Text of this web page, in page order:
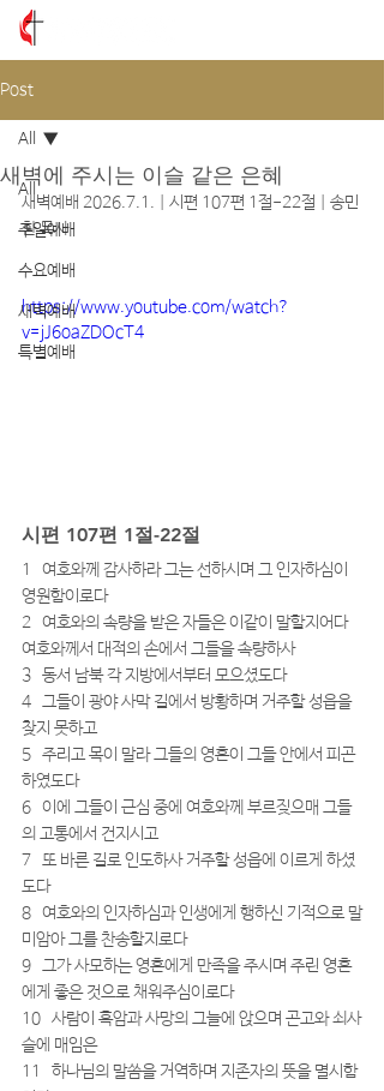
Post
All
주일예배
수요예배
새벽예배
특별예배
All
새벽에 주시는 이슬 같은 은혜
새벽예배 2026.7.1. | 시편 107편 1절-22절 | 송민
환 목사
https://www.youtube.com/watch?
v=jJ6oaZDOcT4
시편 107편 1절-22절
1   여호와께 감사하라 그는 선하시며 그 인자하심이
영원함이로다
2   여호와의 속량을 받은 자들은 이같이 말할지어다
여호와께서 대적의 손에서 그들을 속량하사
3   동서 남북 각 지방에서부터 모으셨도다
4   그들이 광야 사막 길에서 방황하며 거주할 성읍을
찾지 못하고
5   주리고 목이 말라 그들의 영혼이 그들 안에서 피곤
하였도다
6   이에 그들이 근심 중에 여호와께 부르짖으매 그들
의 고통에서 건지시고
7   또 바른 길로 인도하사 거주할 성읍에 이르게 하셨
도다
8   여호와의 인자하심과 인생에게 행하신 기적으로 말
미암아 그를 찬송할지로다
9   그가 사모하는 영혼에게 만족을 주시며 주린 영혼
에게 좋은 것으로 채워주심이로다
10   사람이 흑암과 사망의 그늘에 앉으며 곤고와 쇠사
슬에 매임은
11   하나님의 말씀을 거역하며 지존자의 뜻을 멸시함